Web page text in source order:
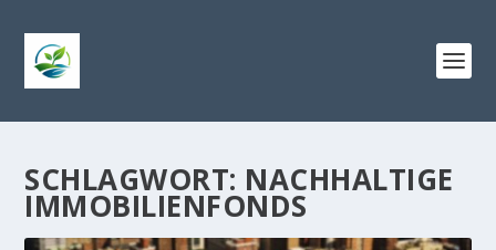
SCHLAGWORT: NACHHALTIGE
IMMOBILIENFONDS